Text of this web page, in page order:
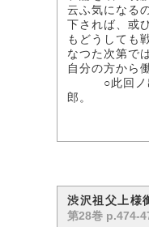
云ふ気になる
下されば、或
もどうしても
なつた次第で
自分の方から
○此回ノ出席
郎。
渋沢祖父上様
第28巻 p.474-